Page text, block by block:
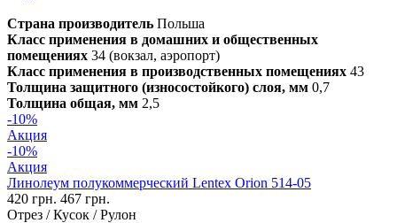
Страна производитель Польша
Класс применения в домашних и общественных
помещениях 34 (вокзал, аэропорт)
Класс применения в производственных помещениях 43
Толщина защитного (износостойкого) слоя, мм 0,7
Толщина общая, мм 2,5
-10%
Акция
-10%
Акция
Линолеум полукоммерческий Lentex Orion 514-05
420 грн. 467 грн.
Отрез / Кусок / Рулон